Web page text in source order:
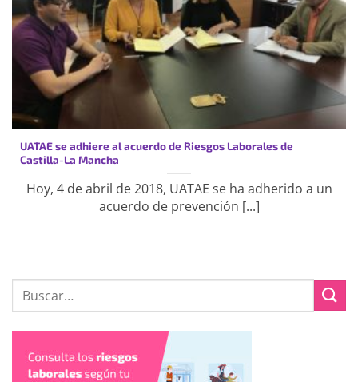
UATAE se adhiere al acuerdo de Riesgos Laborales de
Castilla-La Mancha
Hoy, 4 de abril de 2018, UATAE se ha adherido a un
acuerdo de prevención [...]